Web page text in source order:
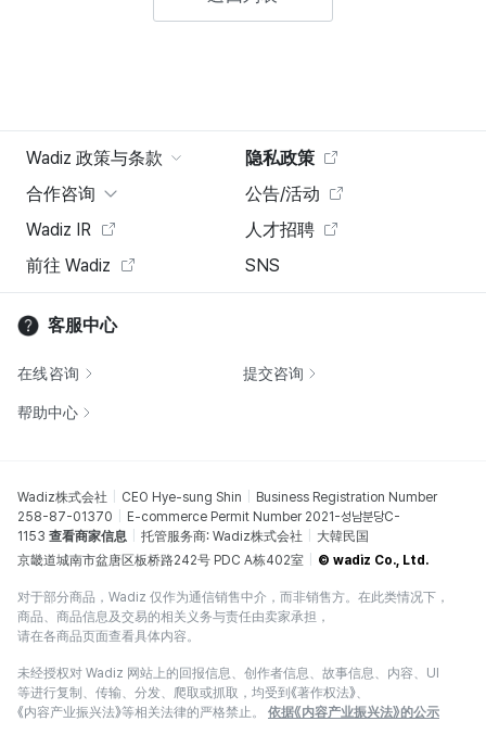
Wadiz 政策与条款
隐私政策
合作咨询
公告/活动
Wadiz IR
人才招聘
前往 Wadiz
SNS
客服中心
在线咨询 提交咨询
帮助中心
Wadiz株式会社 CEO Hye-sung Shin
Business Registration Number
258-87-01370
E-commerce Permit Number 2021-성남분당C-
1153 查看商家信息 托管服务商: Wadiz株式会社
大韓民国
京畿道城南市盆唐区板桥路242号 PDC A栋402室
© wadiz Co., Ltd.
对于部分商品，Wadiz 仅作为通信销售中介，而非销售方。在此类情况下，
商品、商品信息及交易的相关义务与责任由卖家承担，
请在各商品页面查看具体内容。
未经授权对 Wadiz 网站上的回报信息、创作者信息、故事信息、内容、UI
等进行复制、传输、分发、爬取或抓取，均受到《著作权法》、
《内容产业振兴法》等相关法律的严格禁止。
依据《内容产业振兴法》的公示